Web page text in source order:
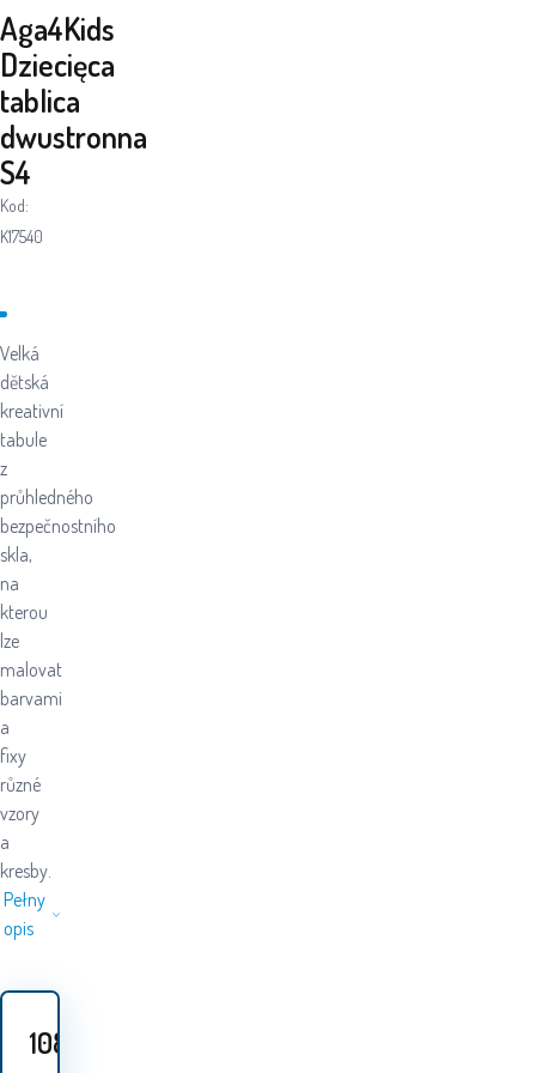
Aga4Kids
Dziecięca
tablica
dwustronna
S4
Kod:
K17540
Velká
dětská
kreativní
tabule
z
průhledného
bezpečnostního
skla,
na
kterou
lze
malovat
barvami
a
fixy
různé
vzory
a
kresby.
Pełny
opis
108